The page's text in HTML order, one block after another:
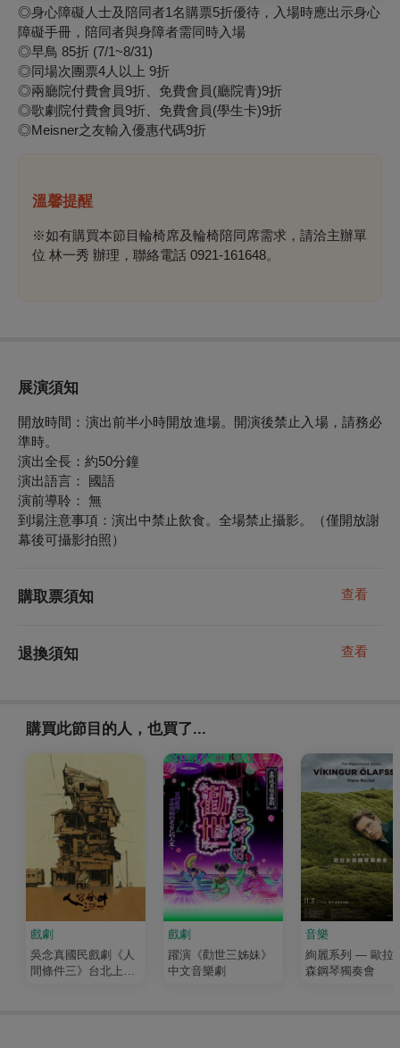
◎身心障礙人士及陪同者1名購票5折優待，入場時應出示身心
障礙手冊，陪同者與身障者需同時入場
◎早鳥 85折 (7/1~8/31)
◎同場次團票4人以上 9折
◎兩廳院付費會員9折、免費會員(廳院青)9折
◎歌劇院付費會員9折、免費會員(學生卡)9折
◎Meisner之友輸入優惠代碼9折
溫馨提醒
※如有購買本節目輪椅席及輪椅陪同席需求，請洽主辦單
位 林一秀 辦理，聯絡電話 0921-161648。
展演須知
開放時間：演出前半小時開放進場。開演後禁止入場，請務必
準時。
演出全長：約50分鐘
演出語言： 國語
演前導聆： 無
到場注意事項：演出中禁止飲食。全場禁止攝影。（僅開放謝
幕後可攝影拍照）
購取票須知 查看
退換須知 查看
購買此節目的人，也買了...
戲劇
吳念真國民戲劇《人
間條件三》台北上午
戲劇
躍演《勸世三姊妹》
中文音樂劇
音樂
絢麗系列 — 歐拉
森鋼琴獨奏會